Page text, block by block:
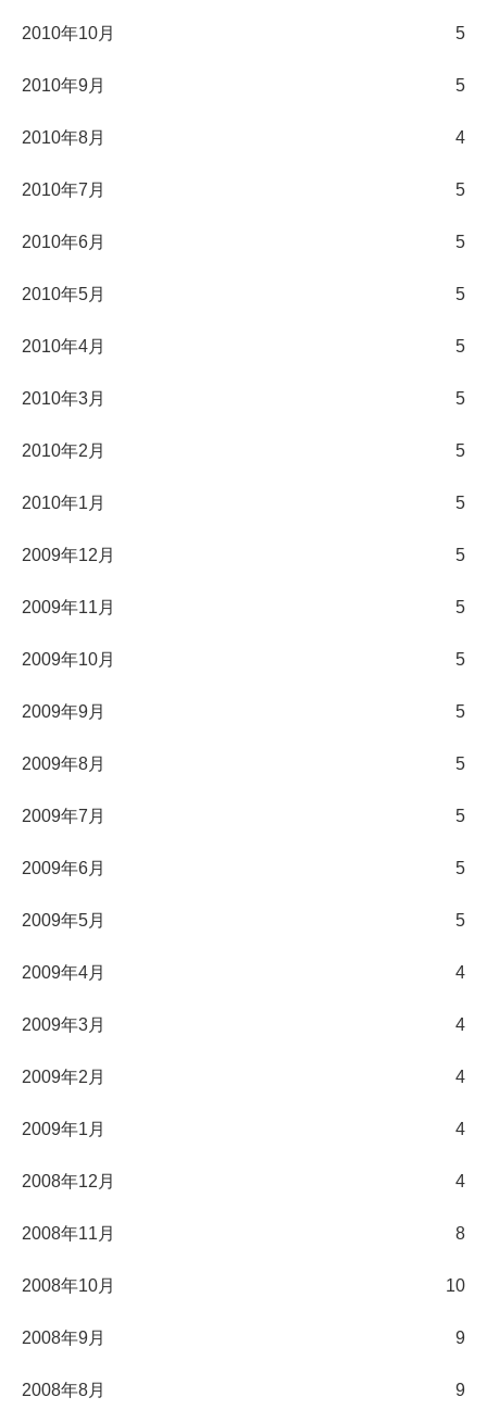
2010年10月 5
2010年9月 5
2010年8月 4
2010年7月 5
2010年6月 5
2010年5月 5
2010年4月 5
2010年3月 5
2010年2月 5
2010年1月 5
2009年12月 5
2009年11月 5
2009年10月 5
2009年9月 5
2009年8月 5
2009年7月 5
2009年6月 5
2009年5月 5
2009年4月 4
2009年3月 4
2009年2月 4
2009年1月 4
2008年12月 4
2008年11月 8
2008年10月 10
2008年9月 9
2008年8月 9